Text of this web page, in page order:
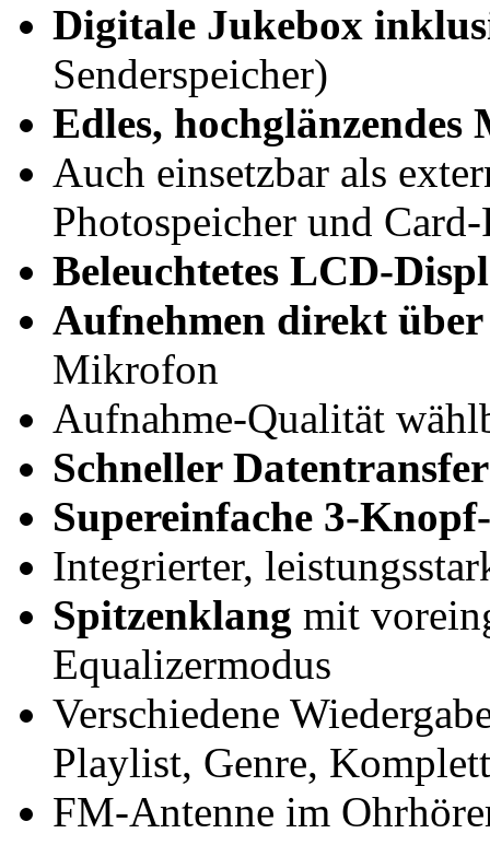
Digitale Jukebox
Senderspeicher)
Edles, hochglänzendes
Auch einsetzbar als
Photospeicher und Card-
Beleuchtetes LCD-
Aufnehmen direkt
Mikrofon
Aufnahme-Qualität
Schneller Datentransfer
Supereinfache 3-
Integrierter,
Spitzenklang mit
Equalizermodus
Verschiedene
Playlist, Genre, Komplett
FM-Antenne im